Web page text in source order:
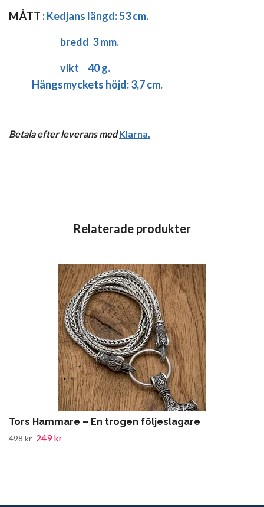
MÅTT :Kedjans längd:53 cm.
bredd 3 mm.
vikt 40 g.
Hängsmyckets höjd: 3,7 cm.
Betala efter leverans med Klarna.
Tors Hammare – En trogen följeslagare
498 kr 249 kr